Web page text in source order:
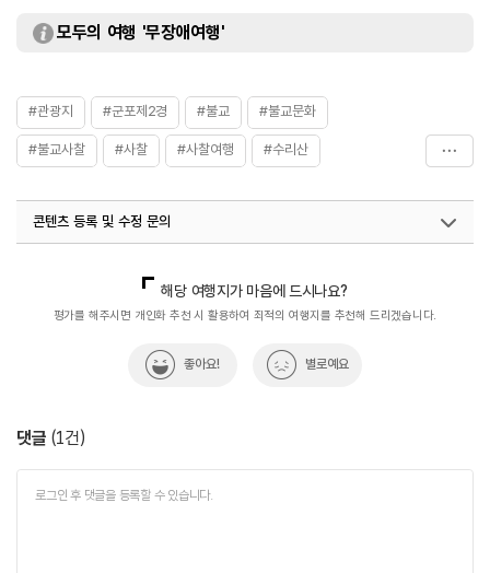
모두의 여행 '무장애여행'
#관광지 #군포제2경 #불교 #불교문화
#불교사찰 #사찰 #사찰여행 #수리산
#종교 #천년사찰
콘텐츠 등록 및 수정 문의
해당 여행지가 마음에 드시나요?
평가를 해주시면 개인화 추천 시 활용하여 최적의 여행지를 추천해 드리겠습니다.
좋아요! 별로예요
댓글 (1건)